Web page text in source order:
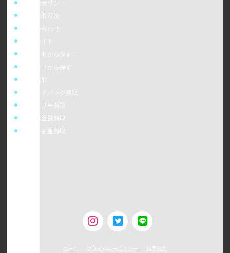
cookieポリシー
特定商取引法
お問い合わせ
販売サイト
ブランドから探す
カテゴリから探す
ブランドバッグ買取
ジュエリー買取
金・貴金属買取
ブランド服買取